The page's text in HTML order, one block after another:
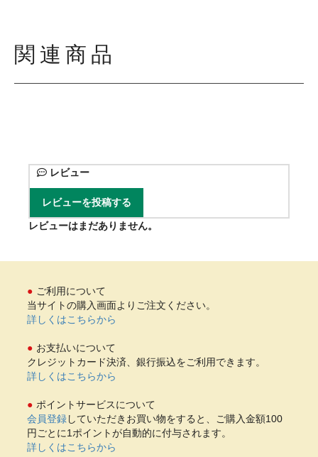
関連商品
レビュー
レビューを投稿する
レビューはまだありません。
ご利用について
当サイトの購入画面よりご注文ください。
詳しくはこちらから
お支払いについて
クレジットカード決済、銀行振込をご利用できます。
詳しくはこちらから
ポイントサービスについて
会員登録していただきお買い物をすると、ご購入金額100
円ごとに1ポイントが自動的に付与されます。
詳しくはこちらから